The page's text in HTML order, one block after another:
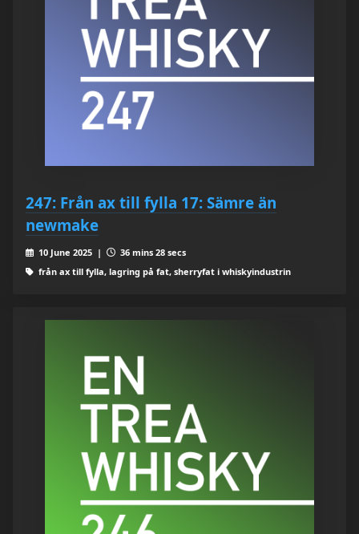
247: Från ax till fylla 17: Sämre än
newmake
10 June 2025 |
36 mins 28 secs
från ax till fylla, lagring på fat, sherryfat i whiskyindustrin